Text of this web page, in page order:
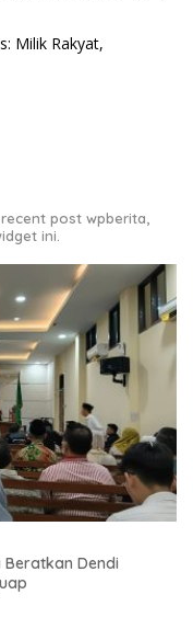
Milik Rakyat,
post wpberita,
ini.
Beratkan Dendi